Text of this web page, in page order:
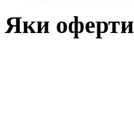
Яки оферти